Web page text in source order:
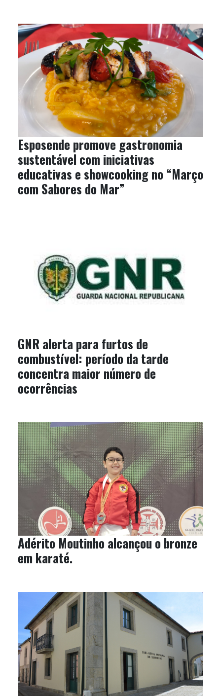
Esposende promove gastronomia
sustentável com iniciativas
educativas e showcooking no “Março
com Sabores do Mar”
GNR alerta para furtos de
combustível: período da tarde
concentra maior número de
ocorrências
Adérito Moutinho alcançou o bronze
em karaté.